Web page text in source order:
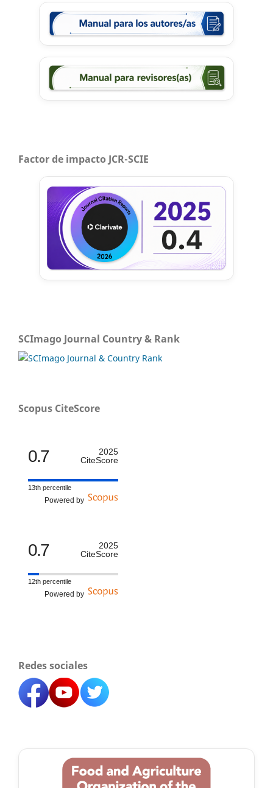
Factor de impacto JCR-SCIE
SCImago Journal Country & Rank
Scopus CiteScore
0.7
2025
CiteScore
13th percentile
Powered by
0.7
2025
CiteScore
12th percentile
Powered by
Redes sociales